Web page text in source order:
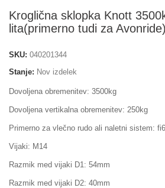
Kroglična sklopka Knott
lita(primerno tudi za Avonride)
SKU: 040201344
Stanje: Nov izdelek
Dovoljena obremenitev: 3500kg
Dovoljena vertikalna obremenitev: 250kg
Primerno za vlečno rudo ali naletni sistem:
Vijaki: M14
Razmik med vijaki D1: 54mm
Razmik med vijaki D2: 40mm